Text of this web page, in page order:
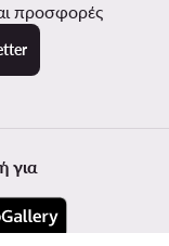
προσφορές
για